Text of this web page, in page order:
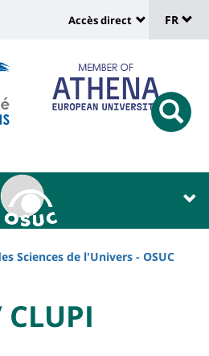
Site
:
Shortcut
links
Accès direct
de
FR
Sciences de l'Univers - OSUC